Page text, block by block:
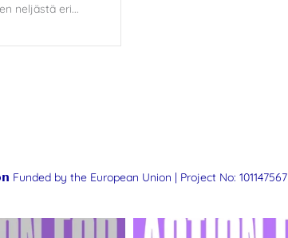
neljästä eri...
Funded by the European Union | Project No: 101147567